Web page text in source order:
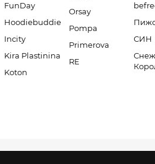
FunDay
Hoodiebuddie
Incity
Kira Plastinina
Koton
Orsay
Pompa
Primerova
RE
СИН